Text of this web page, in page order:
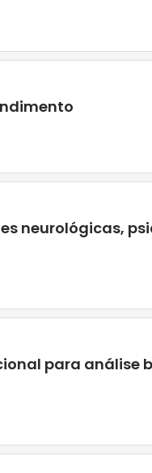
neurológicas,
para análise